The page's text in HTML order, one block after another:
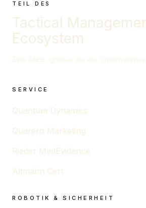
TEIL DES
Tactical
Ecosystem
SERVICE
Quantum Dynamics
Quarero Marketing
Rieder MedEvidence
Altmann Cert
ROBOTIK & SICHERHEIT